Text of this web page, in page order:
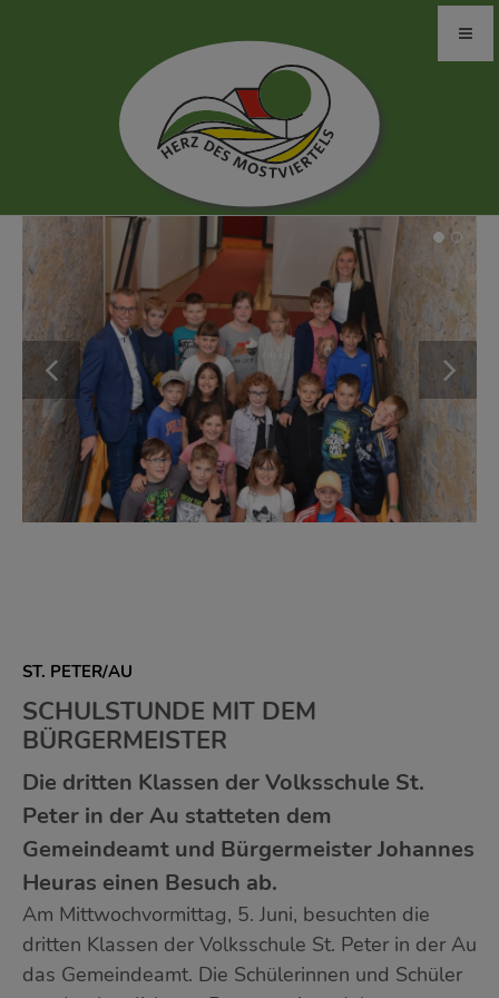
ST. PETER/AU
SCHULSTUNDE MIT DEM
BÜRGERMEISTER
Die dritten Klassen der Volksschule St.
Peter in der Au statteten dem
Gemeindeamt und Bürgermeister Johannes
Heuras einen Besuch ab.
Am Mittwochvormittag, 5. Juni, besuchten die
dritten Klassen der Volksschule St. Peter in der Au
das Gemeindeamt. Die Schülerinnen und Schüler